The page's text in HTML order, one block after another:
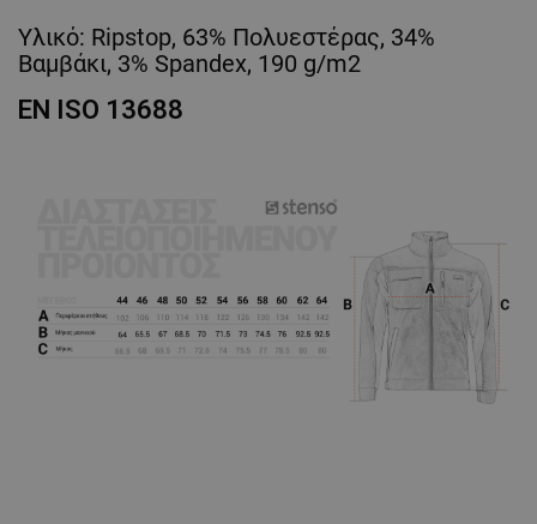
Υλικό: Ripstop, 63% Πολυεστέρας, 34%
Βαμβάκι, 3% Spandex, 190 g/m2
EN ISO 13688